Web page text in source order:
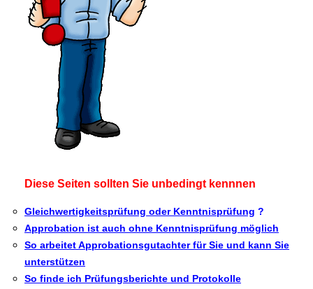
Diese Seiten sollten Sie unbedingt kennnen
Gleichwertigkeitsprüfung oder Kenntnisprüfung ?
Approbation ist auch ohne Kenntnisprüfung möglich
So arbeitetApprobationsgutachterfür Sie und kann Sie
unterstützen
So finde ich Prüfungsberichte und Protokolle